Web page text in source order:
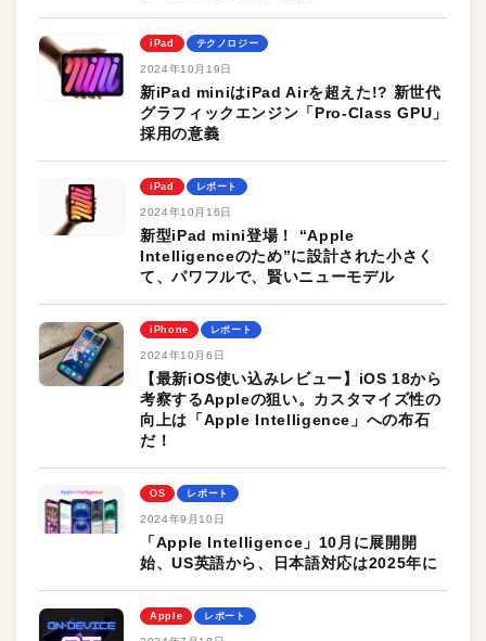
iPad テクノロジー
2024年10月19日
新iPad miniはiPad Airを超えた!? 新世代
グラフィックエンジン「Pro-Class GPU」
採用の意義
iPad レポート
2024年10月16日
新型iPad mini登場！ “Apple
Intelligenceのため”に設計された小さく
て、パワフルで、賢いニューモデル
iPhone レポート
2024年10月6日
【最新iOS使い込みレビュー】iOS 18から
考察するAppleの狙い。カスタマイズ性の
向上は「Apple Intelligence」への布石
だ！
OS レポート
2024年9月10日
「Apple Intelligence」10月に展開開
始、US英語から、日本語対応は2025年に
Apple レポート